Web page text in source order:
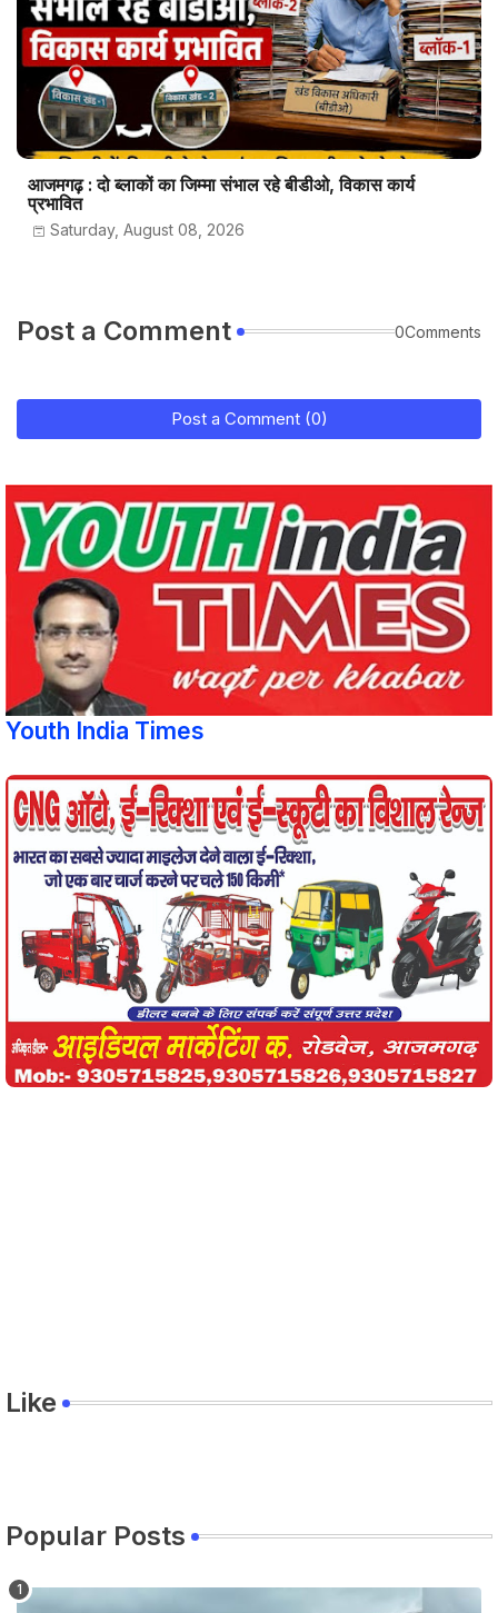
आजमगढ़ : दो ब्लाकों का जिम्मा संभाल रहे बीडीओ, विकास कार्य
प्रभावित
Saturday, August 08, 2026
Post a Comment 0Comments
Post a Comment (0)
Youth India Times
Like
Popular Posts